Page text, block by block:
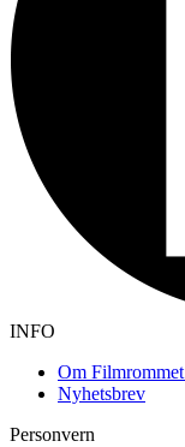
INFO
Om
Nyhetsbrev
Personvern